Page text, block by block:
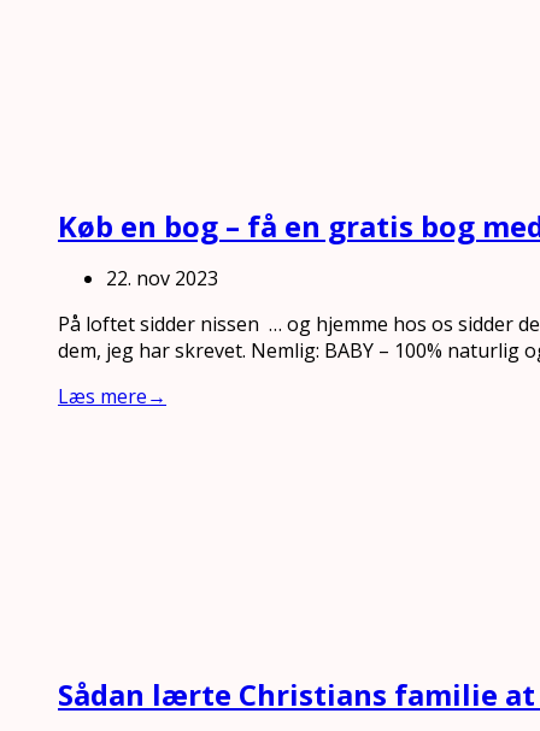
Køb en bog – få en gratis bog
22. nov 2023
På loftet sidder nissen … og hjemme hos os sidder
dem, jeg har skrevet. Nemlig: BABY – 100%
Læs mere→
Sådan lærte Christians familie